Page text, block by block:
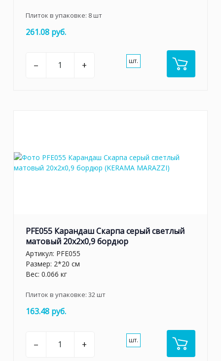
Плиток в упаковке: 8шт
261.08 руб.
– + шт.
PFE055 Карандаш Скарпа серый светлый
матовый 20x2x0,9 бордюр
Артикул: PFE055
Размер: 2*20 см
Вес: 0.066 кг
Плиток в упаковке: 32шт
163.48 руб.
– + шт.